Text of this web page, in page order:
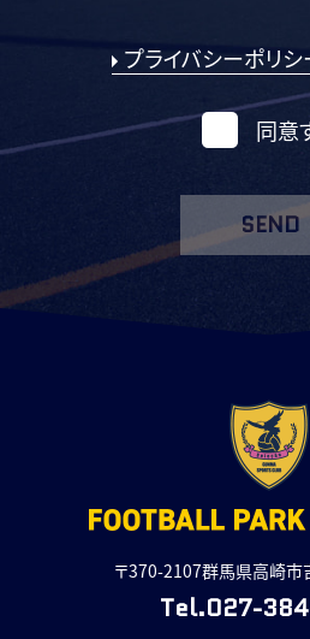
プライバシーポリ
同意
SEND
〒370-2107群馬県高崎市
Tel.027-